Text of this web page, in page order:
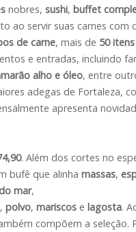
nobres, sushi, buffet
ao servir suas carnes com
de carne, mais de 50 itens
e entradas, incluindo
alho e óleo, entre
adegas de Fortaleza,
apresenta
. Além dos cortes no
bufê que alinha massas,
mar,
, polvo, mariscos e lagosta.
compõem a seleção.